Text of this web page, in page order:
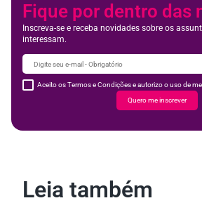
Fique por dentro das
Inscreva-se e receba novidades sobre os
interessam.
Aceito os Termos e Condições e autorizo o uso de
Quero me inscrever
Leia também